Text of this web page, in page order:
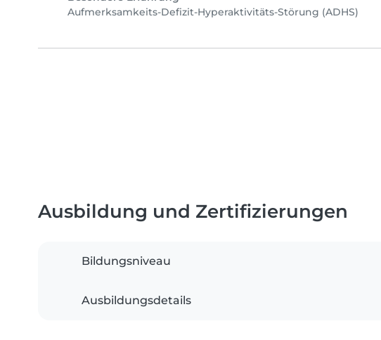
Aufmerksamkeits-Defizit-Hyperaktivitäts-Störung (ADHS)
Ausbildung und Zertifizierungen
Bildungsniveau
Ausbildungsdetails